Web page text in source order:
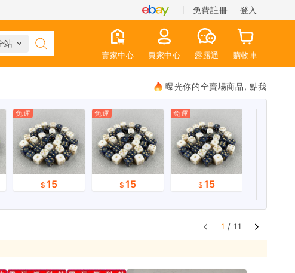
免費註冊 登入
賣家中心 買家中心 露露通 購物車
曝光你的全賣場商品, 點我
免運
15
免運
15
免運
15
1 / 11